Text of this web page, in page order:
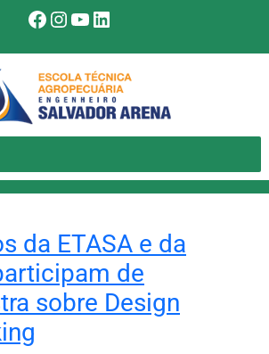
Facebook
Instagram
Youtube
LinkedIn
da ETASA e da
de
sobre Design